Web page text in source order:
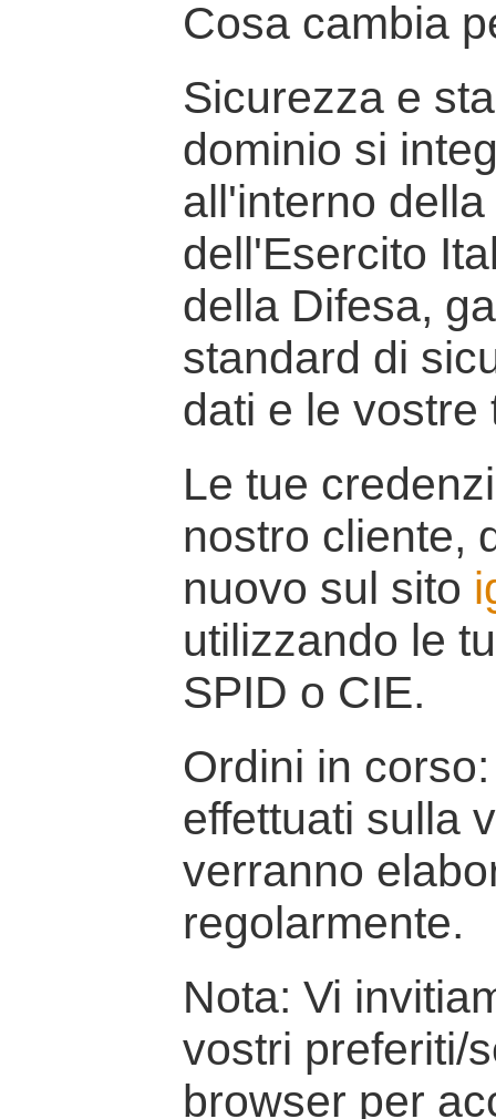
Cosa cambia
Sicurezza e
dominio si
all'interno
dell'Esercito
della Difesa,
standard di
dati e le vostre
Le tue
nostro cliente,
nuovo sul sito
utilizzando le
SPID o CIE.
Ordini in
effettuati sulla
verranno
regolarmente.
Nota: Vi
vostri preferiti/
browser per